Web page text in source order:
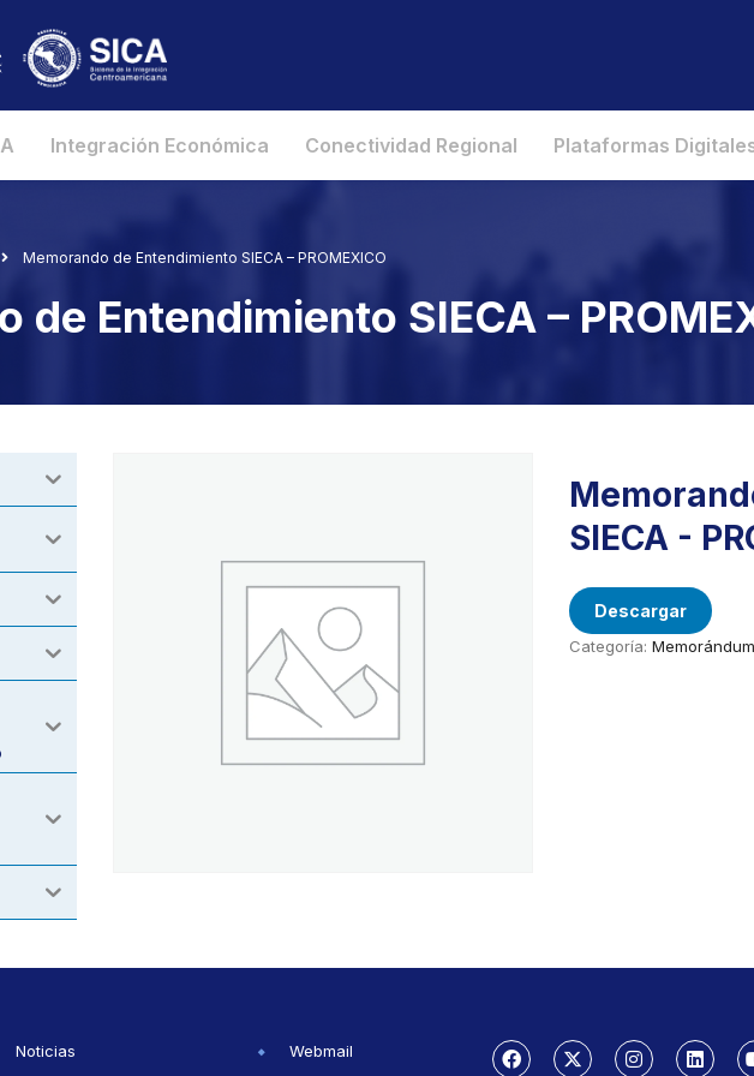
Integración Económica Conectividad Regional Plataformas
Memorando de Entendimiento SIECA – PROMEXICO
de Entendimiento SIECA –
SIECA -
Descargar
Categoría:
Noticias Webmail